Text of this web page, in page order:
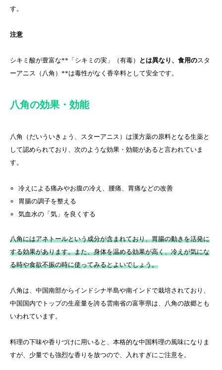
す。
注意
シキミ酸が豊富な**「シキミの実」（有毒） とは異なり、食用のスタ
ーアニス（八角）**は毒性がなく香辛料として安全です。
八角の効果・効能
八角（だいういきょう、スターアニス）は漢方薬の原料となる生薬と
して認められており、次のような効果・効能があると言われていま
す。
冷えによる痛みやお腹の冷え、腰痛、胃痛などの改善
胃腸の調子を整える
気血水の「気」を良くする
八角にはアネトールという成分が含まれており、胃腸の動きを活発に
する効果があります。また、身体を温める効果が高く、冷えが気にな
る時や食欲不振の時に使ってみるとよいでしょう。
八角は、中国南部からインドシナ半島や南インドで栽培されており、
中国国内でトップの生産量を誇る雲南省の富寧県は、八角の故郷とも
いわれています。
料理の下味や香りづけに用いると、本格的な中国料理の風味になりま
すが、少量でも強烈な香りを放つので、入れすぎにご注意を。